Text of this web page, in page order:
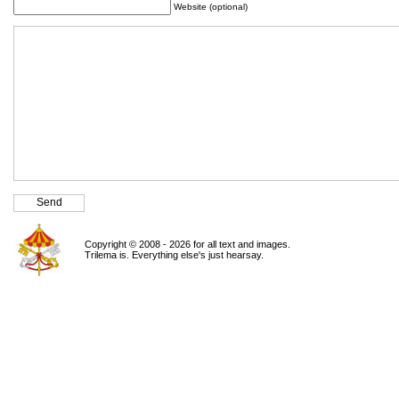
Website (optional)
Copyright © 2008 - 2026 for all text and images.
Trilema is. Everything else's just hearsay.